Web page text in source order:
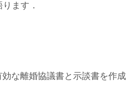
ます．
な離婚協議書と示談書を作成